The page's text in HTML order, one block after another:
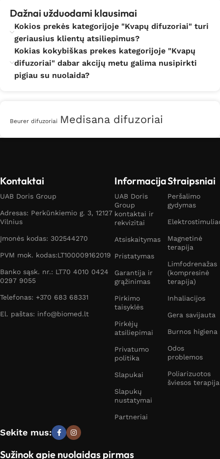
Dažnai užduodami klausimai
Kokios prekės kategorijoje "Kvapų difuzoriai" turi
geriausius klientų atsiliepimus?
Kokias kokybiškas prekes kategorijoje "Kvapų
difuzoriai" dabar akcijų metu galima nusipirkti
pigiau su nuolaida?
Beurer difuzoriai Medisana difuzoriai
Kontaktai
UAB Doris Group
Adresas: Perkūnkiemio g. 3, 12127
Vilnius
Įmonės kodas: 302544270
PVM mok. kodas:LT100009162019
Banko sąsk. nr.: LT70 4010 0424
0297 9055
Telefonas: +370 683 68331
El. paštas: info@biomed.lt
Informacija
UAB Doris
Group
kontaktai ir
rekvizitai
Atsiskaitymas
Pristatymas
Garantija ir
grąžinimas
Pirkimo
taisyklės
Pirkėjų
atsiliepimai
Privatumo
politika
Slapukai
Slapukų
nustatymai
Partneriai
Straipsniai
Peršalimo
gydymas
Magnetinė
terapija
Limfodrenažas
(kompresinė
terapija)
Inhaliacijos
Gera savijauta
Burnos higiena
Odos
problemos
Poliarizuotos
šviesos terapija
Sekite mus:
Sužinok apie nuolaidas pirmas